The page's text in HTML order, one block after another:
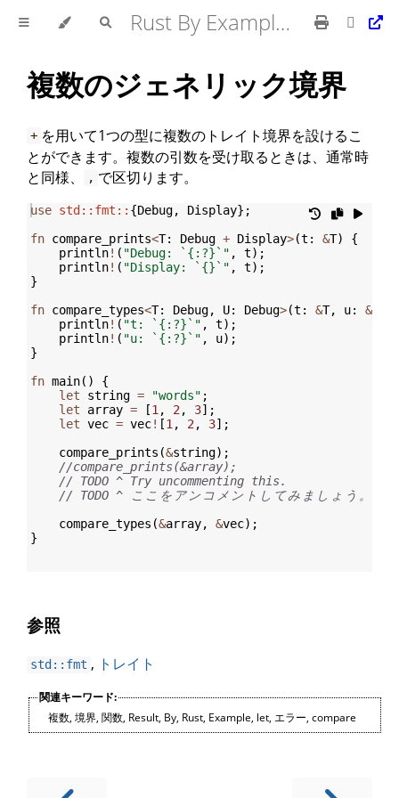
Rust By Example 日本語版
複数のジェネリック境界
+ を用いて1つの型に複数のトレイト境界を設けるこ
とができます。複数の引数を受け取るときは、通常時
と同様、
, で区切ります。
use std::fmt:: {Debug, Display} ;
fn compare_prints<T: Debug + Display>(t : &T)
{
    println
! ( "Debug: `{:?}`" , t) ;
    println
! ( "Display: `{}`" , t) ;
}
fn compare_types<T: Debug, U: Debug>(t : &T, u: &
    println
! ( "t: `{:?}`" , t) ;
    println
! ( "u: `{:?}`" , u) ;
}
fn main( )
{
let string = "words" ;
let array = [1 , 2 , 3] ;
let vec = vec! [1 , 2 , 3] ;
    compare_prints
(&string) ;
//compare_prints(&array);
// TODO ^ Try uncommenting this.
// TODO ^
こ こ を ア ン コ メ ン ト し てみ ま し ょ う 。
    compare_types
(&array, &vec) ;
}
参照
std::fmt , トレイト
関連キーワード:
複数, 境界, 関数, Result, By, Rust, Example, let, エラー, compare